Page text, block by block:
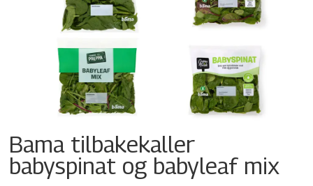
Bama tilbakekaller
babyspinat og babyleaf mix